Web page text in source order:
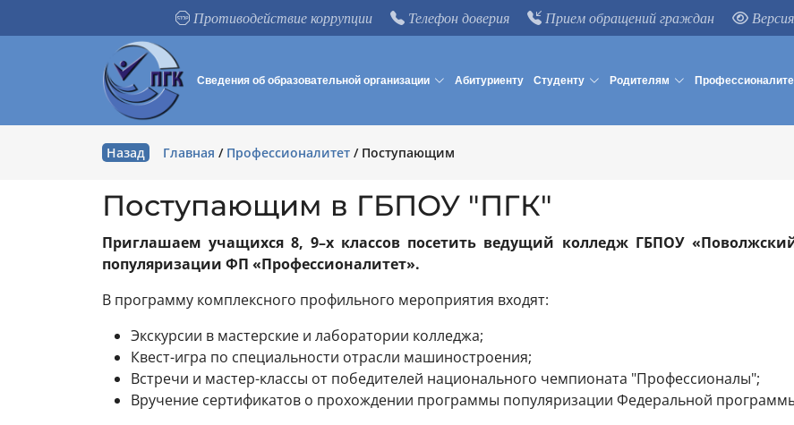
Противодействие коррупции Телефон доверия Прием обращений граждан
Сведения об образовательной организации Абитуриенту Студенту Родителям
Назад Главная / Профессионалитет / Поступающим
Поступающим в ГБПОУ "ПГК"
Приглашаем учащихся 8, 9–х классов посетить ведущий колледж ГБПОУ
популяризации ФП «Профессионалитет».
В программу комплексного профильного мероприятия входят:
Экскурсии в мастерские и лаборатории колледжа;
Квест-игра по специальности отрасли машиностроения;
Встречи и мастер-классы от победителей национального чемпионата "Профессионалы";
Вручение сертификатов о прохождении программы популяризации Федеральной